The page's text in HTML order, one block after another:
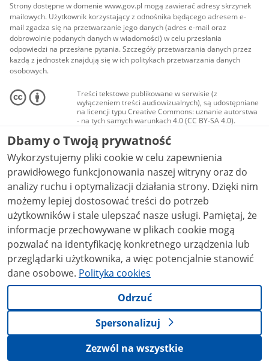
Strony dostępne w domenie www.gov.pl mogą zawierać adresy skrzynek
mailowych. Użytkownik korzystający z odnośnika będącego adresem e-
mail zgadza się na przetwarzanie jego danych (adres e-mail oraz
dobrowolnie podanych danych w wiadomości) w celu przesłania
odpowiedzi na przesłane pytania. Szczegóły przetwarzania danych przez
każdą z jednostek znajdują się w ich politykach przetwarzania danych
osobowych.
Treści tekstowe publikowane w serwisie (z
wyłączeniem treści audiowizualnych), są udostępniane
na licencji typu Creative Commons: uznanie autorstwa
- na tych samych warunkach 4.0 (CC BY-SA 4.0).
Materiały audiowizualne, w tym zdjęcia, materiały
audio i wideo, są udostępniane na licencji typu
Creative Commons: uznanie autorstwa użycie
niekomercyjne - bez utworów zależnych 4.0 (CC BY-
NC-ND 4.0), o ile nie jest to stwierdzone inaczej.
Dbamy o Twoją prywatność
Wykorzystujemy pliki cookie w celu zapewnienia
prawidłowego funkcjonowania naszej witryny oraz do
analizy ruchu i optymalizacji działania strony. Dzięki nim
możemy lepiej dostosować treści do potrzeb
użytkowników i stale ulepszać nasze usługi. Pamiętaj, że
informacje przechowywane w plikach cookie mogą
pozwalać na identyfikację konkretnego urządzenia lub
przeglądarki użytkownika, a więc potencjalnie stanowić
dane osobowe. Polityka cookies
Odrzuć
Spersonalizuj
Zezwól na wszystkie